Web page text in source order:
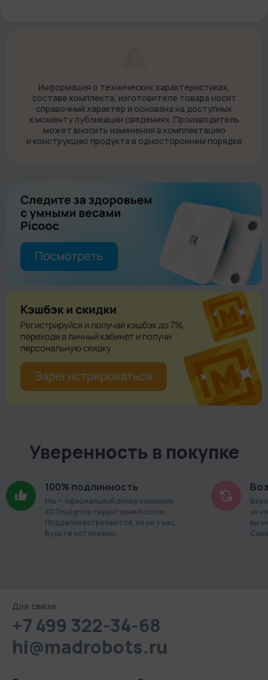
Что в коробке
Термокружка с кнопкой Pinkah 700 мл
Документация
Информация о технических характеристиках,
составе комплекта, изготовителе товара носит
справочный характер и основана на доступных
к моменту публикации сведениях. Производитель
может вносить изменения в комплектацию
и конструкцию продукта в одностороннем порядке
Уверенность в покупке
100% подлинность
Мы — официальный дилер компании
XD Design на территории России.
Подделки встречаются, но не у нас.
Будьте осторожны.
на
вы
Для связи
+7 499 322-34-68
hi@madrobots.ru